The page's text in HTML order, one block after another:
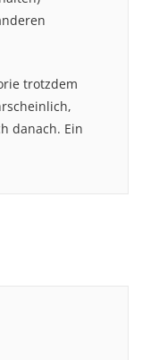
trotzdem
danach. Ein